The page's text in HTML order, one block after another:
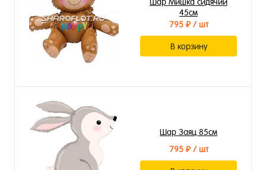
45см
795 ₽/ шт
В корзину
Шар Заяц 85см
795 ₽/ шт